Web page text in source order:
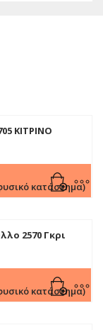
ΚΙΤΡΙΝΟ
κατάστημα)
2570 Γκρι
κατάστημα)